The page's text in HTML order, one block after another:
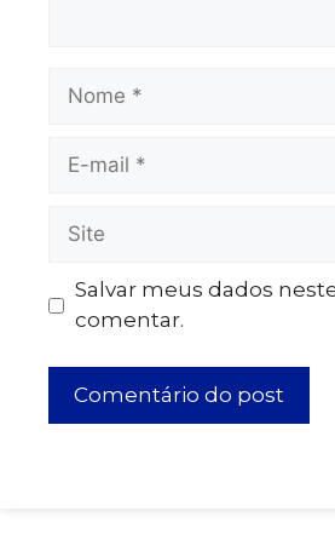
Salvar meus dados
comentar.